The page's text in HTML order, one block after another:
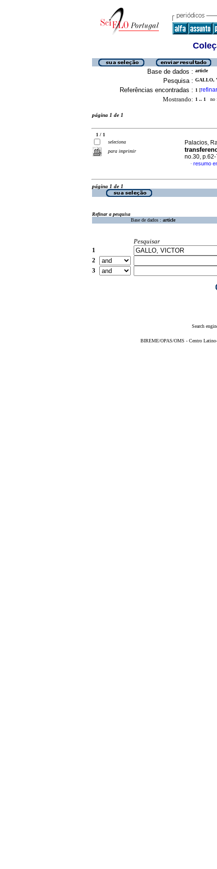
Base de dados : article
Pesquisa : GALLO,
Referências encontradas : 1 [refinar
Mostrando: 1 .. 1 no
página 1 de 1
1 / 1
seleciona
para imprimir
Palacios,
no.30,
· resumo
página 1 de 1
Refinar a pesquisa
Base de dados : article
Pesquisar
1
2
3
Search
BIREME/OPAS/OMS - Centro Latino-